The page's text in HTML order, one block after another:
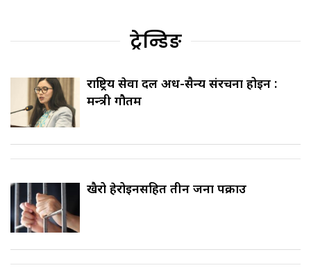
ट्रेन्डिङ
राष्ट्रिय सेवा दल अर्ध-सैन्य संरचना होइन :
मन्त्री गौतम
खैरो हेरोइनसहित तीन जना पक्राउ